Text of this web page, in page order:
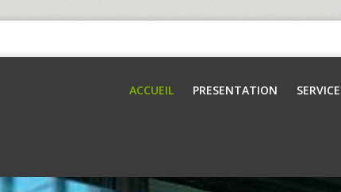
ACCUEIL PRESENTATION